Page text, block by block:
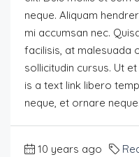
neque. Aliquam
mi accumsan nec.
facilisis, at malesuada
sollicitudin cursus. Ut
is a text link libero
neque, et ornare
10 years ago